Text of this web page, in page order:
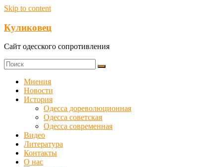
Skip to content
Куликовец
Сайт одесского сопротивления
Мнения
Новости
История
Одесса дореволюционная
Одесса советская
Одесса современная
Видео
Литература
Контакты
О нас